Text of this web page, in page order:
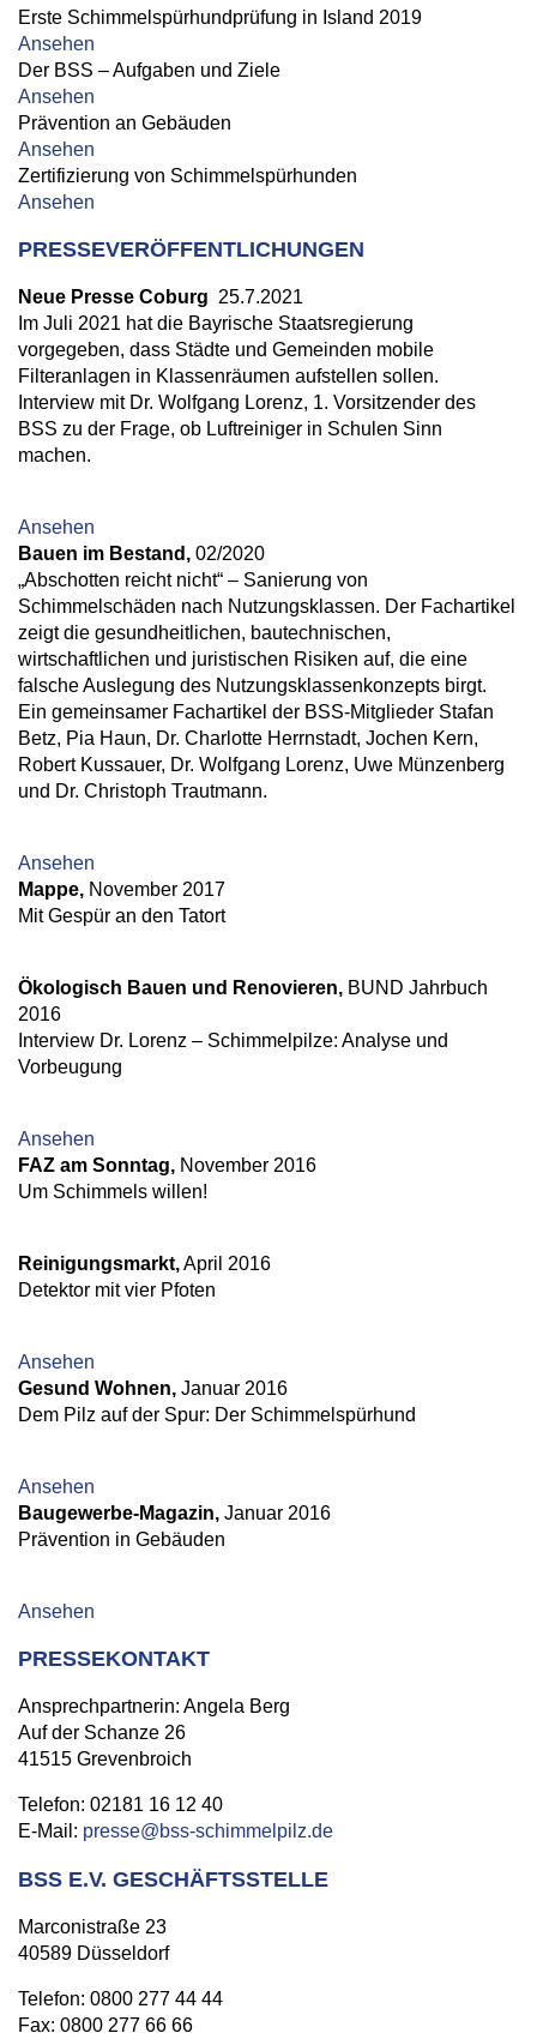
Erste Schimmelspürhundprüfung in Island 2019
Ansehen
Der BSS – Aufgaben und Ziele
Ansehen
Prävention an Gebäuden
Ansehen
Zertifizierung von Schimmelspürhunden
Ansehen
PRESSEVERÖFFENTLICHUNGEN
Neue Presse Coburg 25.7.2021
Im Juli 2021 hat die Bayrische Staatsregierung
vorgegeben, dass Städte und Gemeinden mobile
Filteranlagen in Klassenräumen aufstellen sollen.
Interview mit Dr. Wolfgang Lorenz, 1. Vorsitzender des
BSS zu der Frage, ob Luftreiniger in Schulen Sinn
machen.
Ansehen
Bauen im Bestand, 02/2020
„Abschotten reicht nicht“ – Sanierung von
Schimmelschäden nach Nutzungsklassen. Der Fachartikel
zeigt die gesundheitlichen, bautechnischen,
wirtschaftlichen und juristischen Risiken auf, die eine
falsche Auslegung des Nutzungsklassenkonzepts birgt.
Ein gemeinsamer Fachartikel der BSS-Mitglieder Stafan
Betz, Pia Haun, Dr. Charlotte Herrnstadt, Jochen Kern,
Robert Kussauer, Dr. Wolfgang Lorenz, Uwe Münzenberg
und Dr. Christoph Trautmann.
Ansehen
Mappe, November 2017
Mit Gespür an den Tatort
Ökologisch Bauen und Renovieren, BUND Jahrbuch
2016
Interview Dr. Lorenz – Schimmelpilze: Analyse und
Vorbeugung
Ansehen
FAZ am Sonntag, November 2016
Um Schimmels willen!
Reinigungsmarkt,April 2016
Detektor mit vier Pfoten
Ansehen
Gesund Wohnen, Januar 2016
Dem Pilz auf der Spur: Der Schimmelspürhund
Ansehen
Baugewerbe-Magazin, Januar 2016
Prävention in Gebäuden
Ansehen
PRESSEKONTAKT
Ansprechpartnerin: Angela Berg
Auf der Schanze 26
41515 Grevenbroich
Telefon: 02181 16 12 40
E-Mail: presse@bss-schimmelpilz.de
BSS E.V. GESCHÄFTSSTELLE
Marconistraße 23
40589 Düsseldorf
Telefon: 0800 277 44 44
Fax: 0800 277 66 66